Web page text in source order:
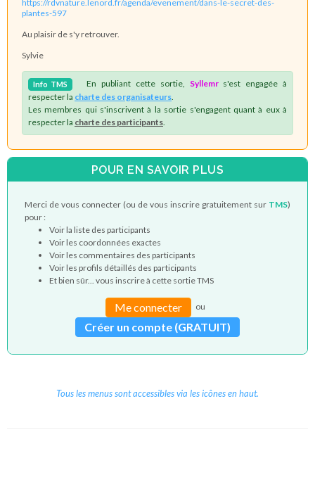
https://rdvnature.lenord.fr/agenda/evenement/dans-le-secret-des-
plantes-597
Au plaisir de s'y retrouver.
Sylvie
Info TMS En publiant cette sortie, Syllemrs'est engagée à
respecter la charte des organisateurs
Les membres qui s'inscrivent à la sortie s'engagent quant à eux à
respecter la charte des participants
POUR EN SAVOIR PLUS
Merci de vous connecter (ou de vous inscrire gratuitement sur TMS)
pour :
Voir la liste des participants
Voir les coordonnées exactes
Voir les commentaires des participants
Voir les profils détaillés des participants
Et bien sûr... vous inscrire à cette sortie TMS
Me connecter ou
Créer un compte (GRATUIT)
Tous les menus sont accessibles via les icônes en haut.